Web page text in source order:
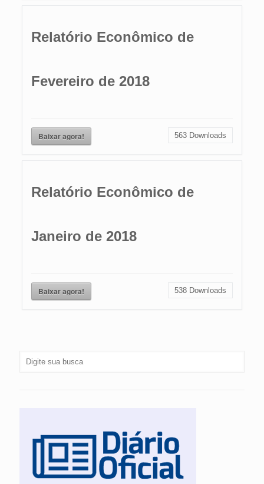
Relatório Econômico de
Fevereiro de 2018
Baixar agora! 563 Downloads
Relatório Econômico de
Janeiro de 2018
Baixar agora! 538 Downloads